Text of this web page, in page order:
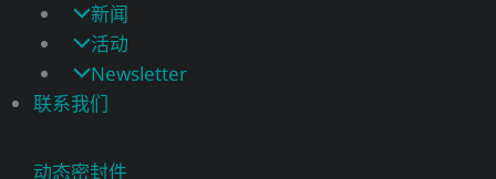
新闻
活动
Newsletter
联系我们
动态密封件